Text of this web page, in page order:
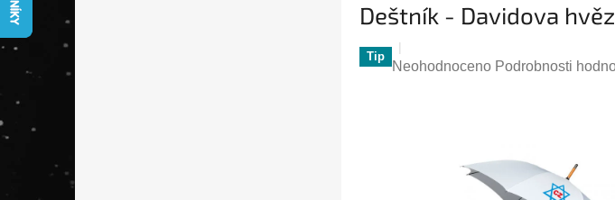
Deštník - Davidova
Tip
Průměrné
Neohodnoceno Podrobnosti